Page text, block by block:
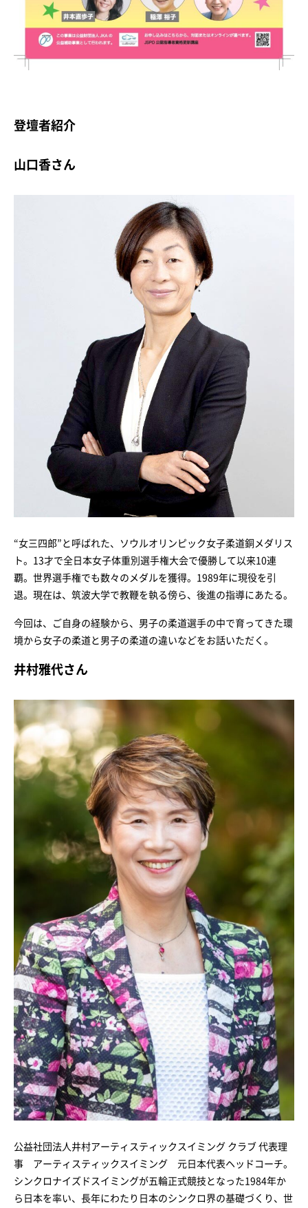
登壇者紹介
山口香さん
“女三四郎”と呼ばれた、ソウルオリンピック女子柔道銅メダリス
ト。13才で全日本女子体重別選手権大会で優勝して以来10連
覇。世界選手権でも数々のメダルを獲得。1989年に現役を引
退。現在は、筑波大学で教鞭を執る傍ら、後進の指導にあたる。
今回は、ご自身の経験から、男子の柔道選手の中で育ってきた環
境から女子の柔道と男子の柔道の違いなどをお話いただく。
井村雅代さん
公益社団法人井村アーティスティックスイミング クラブ 代表理
事 アーティスティックスイミング 元日本代表ヘッドコーチ。
シンクロナイズドスイミングが五輪正式競技となった1984年か
ら日本を率い、長年にわたり日本のシンクロ界の基礎づくり、世